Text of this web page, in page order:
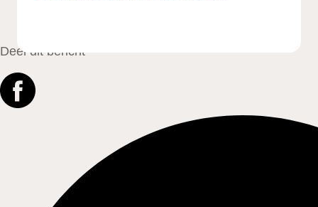
Deel dit bericht